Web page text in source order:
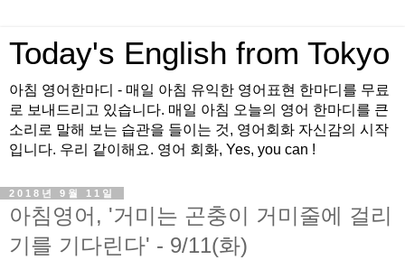
Today's English from Tokyo
아침 영어한마디 - 매일 아침 유익한 영어표현 한마디를 무료
로 보내드리고 있습니다. 매일 아침 오늘의 영어 한마디를 큰
소리로 말해 보는 습관을 들이는 것, 영어회화 자신감의 시작
입니다. 우리 같이해요. 영어 회화, Yes, you can !
2018년 9월 11일
아침영어, '거미는 곤충이 거미줄에 걸리
기를 기다린다' - 9/11(화)